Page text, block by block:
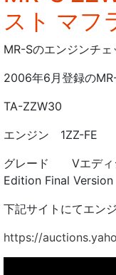
スト マ
MR-Sのエンジンチェ
2006年6月登録の
TA-ZZW30
エンジン 1ZZ-FE
グレード Vエディ
Edition Final Version
下記サイトにてエン
https://